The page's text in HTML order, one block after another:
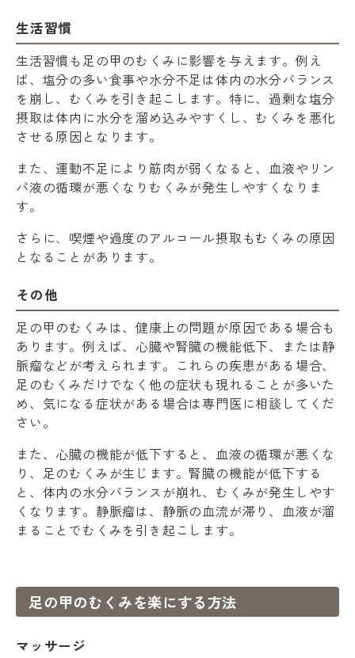
生活習慣
生活習慣も足の甲のむくみに影響を与えます。例え
ば、塩分の多い食事や水分不足は体内の水分バランス
を崩し、むくみを引き起こします。特に、過剰な塩分
摂取は体内に水分を溜め込みやすくし、むくみを悪化
させる原因となります。
また、運動不足により筋肉が弱くなると、血液やリン
パ液の循環が悪くなりむくみが発生しやすくなりま
す。
さらに、喫煙や過度のアルコール摂取もむくみの原因
となることがあります。
その他
足の甲のむくみは、健康上の問題が原因である場合も
あります。例えば、心臓や腎臓の機能低下、または静
脈瘤などが考えられます。これらの疾患がある場合、
足のむくみだけでなく他の症状も現れることが多いた
め、気になる症状がある場合は専門医に相談してくだ
さい。
また、心臓の機能が低下すると、血液の循環が悪くな
り、足のむくみが生じます。腎臓の機能が低下する
と、体内の水分バランスが崩れ、むくみが発生しやす
くなります。静脈瘤は、静脈の血流が滞り、血液が溜
まることでむくみを引き起こします。
足の甲のむくみを楽にする方法
マッサージ